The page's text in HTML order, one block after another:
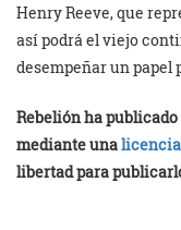
Henry Reeve, que
así podrá el viejo
desempeñar un papel
Rebelión ha
mediante unalicencia
libertad para